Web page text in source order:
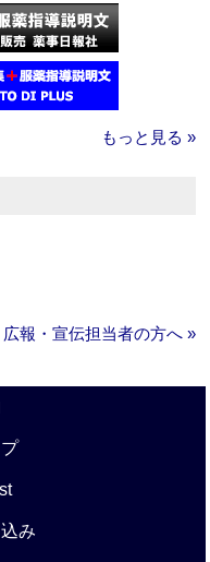
もっと見る »
広報・宣伝担当者の方へ »
み